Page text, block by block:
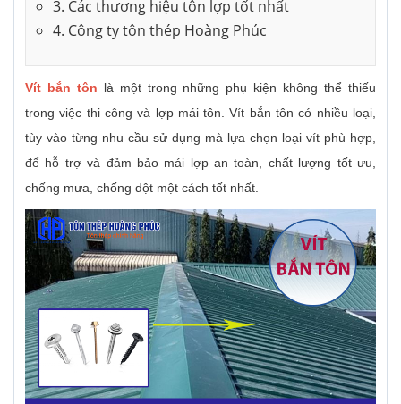
3. Các thương hiệu tôn lợp tốt nhất
4. Công ty tôn thép Hoàng Phúc
Vít bắn tôn là một trong những phụ kiện không thể thiếu
trong việc thi công và lợp mái tôn. Vít bắn tôn có nhiều loại,
tùy vào từng nhu cầu sử dụng mà lựa chọn loại vít phù hợp,
để hỗ trợ và đảm bảo mái lợp an toàn, chất lượng tốt ưu,
chống mưa, chống dột một cách tốt nhất.